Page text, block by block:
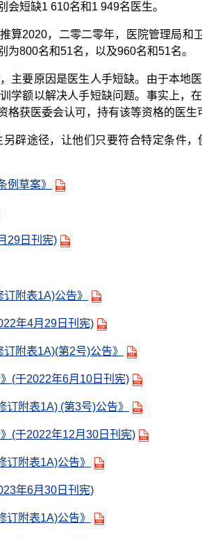
短缺1 610名和1 949名医生。
算2020，二零二零年，医院管理局
800名和51名，以及960名和51名。
主要原因是医生人手短缺。由于本地
学额以解决人手短缺问题。事实上，
获医委会认可，持有该等资格的医生
辟途径，让他们只要符合特定条件
例草案》
29日刊宪)
附表1A)公告》
年4月29日刊宪)
附表1A)(第2号)公告》
(于2022年6月10日刊宪)
订附表1A) (第3号)公告》
(于2022年12月30日刊宪)
订附表1A)公告》
年6月30日刊宪)
订附表1A)公告》